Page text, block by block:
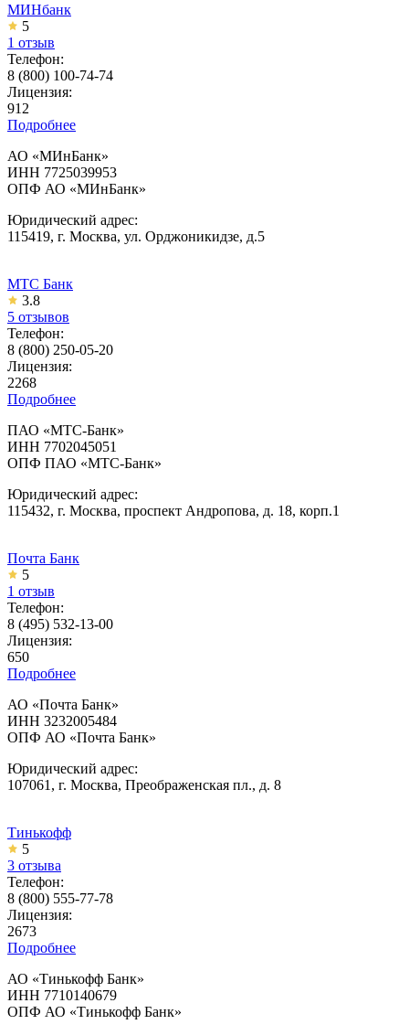
МИНбанк
5
1 отзыв
Телефон:
8 (800) 100-74-74
Лицензия:
912
Подробнее
АО «МИнБанк»
ИНН 7725039953
ОПФ АО «МИнБанк»
Юридический адрес:
115419, г. Москва, ул. Орджоникидзе, д.5
МТС Банк
3.8
5 отзывов
Телефон:
8 (800) 250-05-20
Лицензия:
2268
Подробнее
ПАО «МТС-Банк»
ИНН 7702045051
ОПФ ПАО «МТС-Банк»
Юридический адрес:
115432, г. Москва, проспект Андропова, д. 18, корп.1
Почта Банк
5
1 отзыв
Телефон:
8 (495) 532-13-00
Лицензия:
650
Подробнее
АО «Почта Банк»
ИНН 3232005484
ОПФ АО «Почта Банк»
Юридический адрес:
107061, г. Москва, Преображенская пл., д. 8
Тинькофф
5
3 отзыва
Телефон:
8 (800) 555-77-78
Лицензия:
2673
Подробнее
АО «Тинькофф Банк»
ИНН 7710140679
ОПФ АО «Тинькофф Банк»